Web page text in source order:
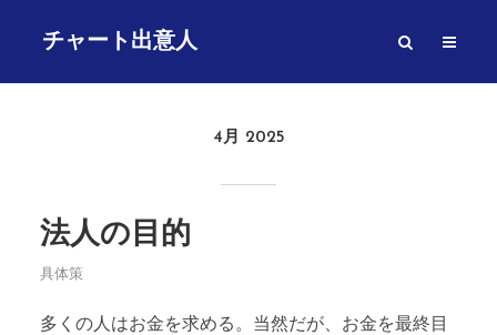
チャート出意人
4月 2025
法人の目的
具体策
多くの人はお金を求める。当然だが、お金を最終目